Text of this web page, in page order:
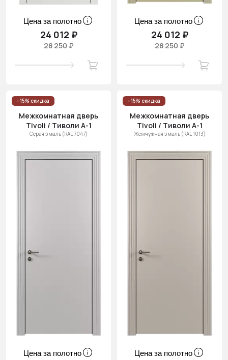
Цена за полотно
24 012 ₽
28 250 ₽
Цена за полотно
24 012 ₽
28 250 ₽
- 15% скидка
Межкомнатная дверь
Tivoli / Тиволи А-1
Серая эмаль (RAL 7047)
Цена за полотно
- 15% скидка
Межкомнатная дверь
Tivoli / Тиволи А-1
Жемчужная эмаль (RAL 1013)
Цена за полотно